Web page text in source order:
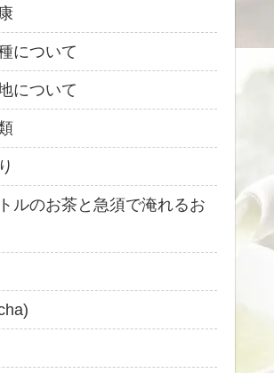
について
について
ルのお茶と急須で淹れるお